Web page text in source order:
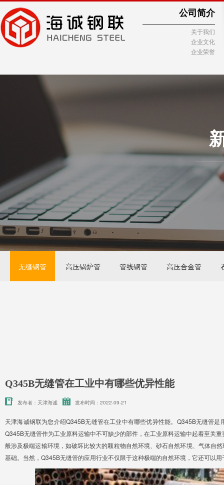
公司简介
关于我们
企业文化
企业荣誉
无缝钢管 高压锅炉管 管线钢管 高压合金管
Q345B无缝管在工业中有哪些优异性能
发布者：天津海诚 发布时间：2022-09-21
天津海诚钢联为您介绍Q345B无缝管在工业中有哪些优异性能。Q345B无缝管
Q345B无缝管作为工业原料运输中不可缺少的部件，在工业原料运输中起着至关
般涉及极端运输环境，如破坏比较大的颗粒物自然环境、砂石自然环境、气体自
基础。当然，Q345B无缝管的应用行业不仅限于这种极端的自然环境，它还可以